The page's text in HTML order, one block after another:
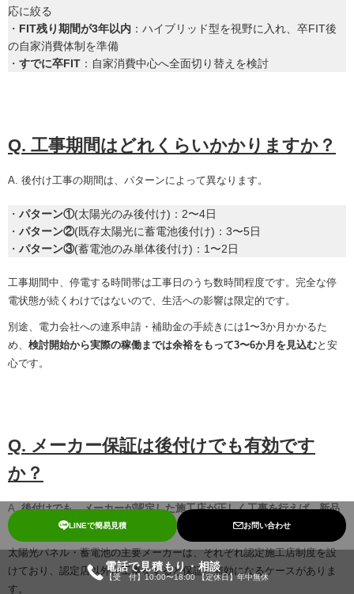
LINEで簡易見積 お問い合わせ
電話で見積もり・相談
【受 付】10:00〜18:00 【定休日】年中無休
応に絞る
・ FIT残り期間が3年以内 ：ハイブリッド型を視野に入れ、卒FIT後
の自家消費体制を準備
・ すでに卒FIT ：自家消費中心へ全面切り替えを検討
Q. 工事期間はどれくらいかかりますか？
A. 後付け工事の期間は、パターンによって異なります。
・ パターン①(太陽光のみ後付け)：2〜4日
・ パターン②(既存太陽光に蓄電池後付け)：3〜5日
・ パターン③(蓄電池のみ単体後付け)：1〜2日
工事期間中、停電する時間帯は工事日のうち数時間程度です。完全な停
電状態が続くわけではないので、生活への影響は限定的です。
別途、電力会社への連系申請・補助金の手続きには1〜3か月かかるた
め、 検討開始から実際の稼働までは余裕をもって3〜6か月を見込むと安
心です。
Q. メーカー保証は後付けでも有効です
か？
A.後付けでも、メーカーが認定した施工店が正しく工事を行えば、新品
同様のメーカー保証が適用
されます。
太陽光パネル・蓄電池の主要メーカーは、それぞれ認定施工店制度を設
けており、認定店以外が工事をすると保証が無効になるケースがありま
す。